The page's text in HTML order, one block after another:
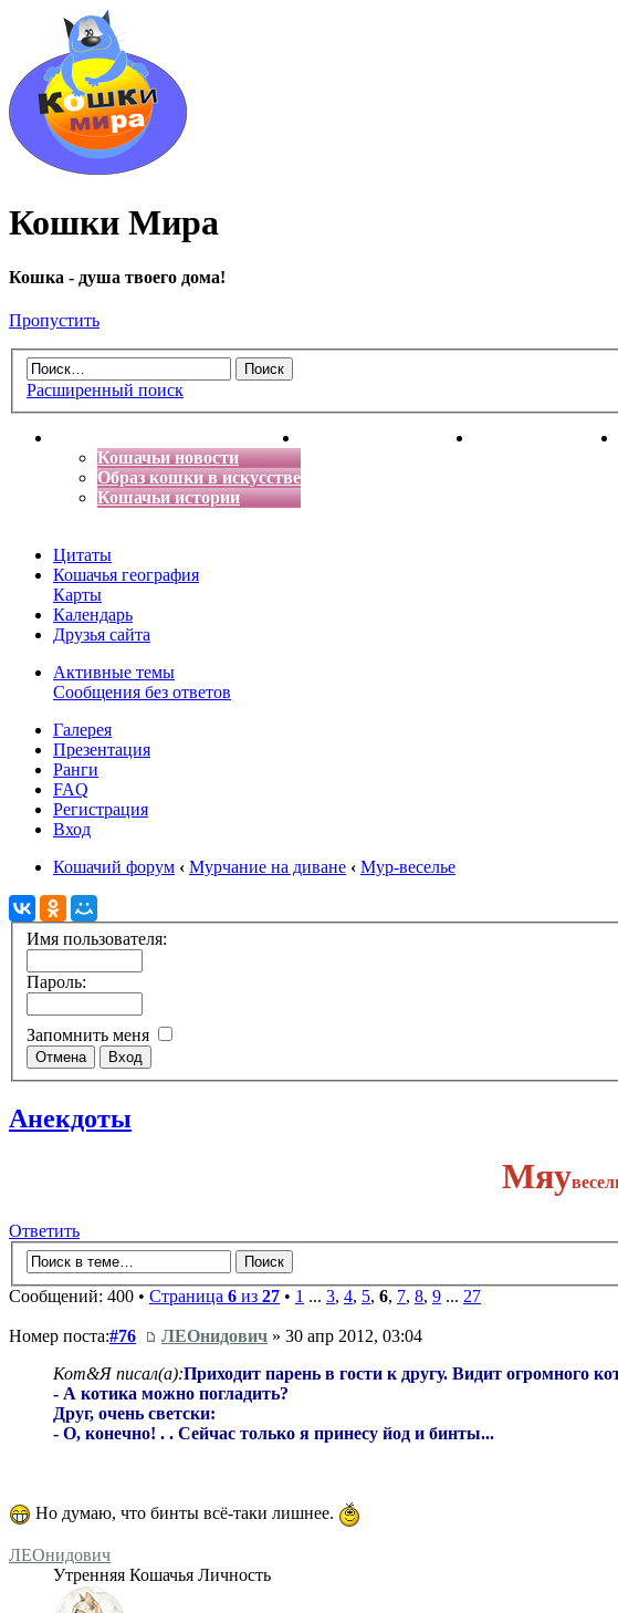
Кошки Мира
Кошка - душа твоего дома!
Пропустить
Расширенный поиск
Кошачьи новости
Образ кошки в искусстве
Кошачьи истории
Энциклопедия кошек Детская фантазия
Цитаты
Кошачья география
Карты
Календарь
Друзья сайта
Активные темы
Сообщения без ответов
Галерея
Презентация
Ранги
FAQ
Регистрация
Вход
Кошачий форум ‹ Мурчание на диване ‹ Мур-веселье
Имя пользователя:
Пароль:
Запомнить меня
Анекдоты
Мяу
Ответить
Сообщений: 400 • Страница 6 из 27 • 1 ... 3, 4, 5, 6, 7, 8, 9 ... 27
Номер поста:#76 ЛЕОнидович » 30 апр 2012, 03:04
Кот&Я писал(а):Приходит парень в гости к другу. Видит огромного
- А котика можно погладить?
Друг, очень светски:
- О, конечно! . . Сейчас только я принесу йод и бинты...
Но думаю, что бинты всё-таки лишнее.
ЛЕОнидович
Утренняя Кошачья Личность